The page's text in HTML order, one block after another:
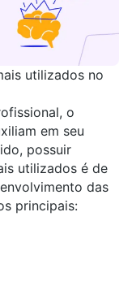
utilizados no
o
em seu
possuir
utilizados é de
das
principais: